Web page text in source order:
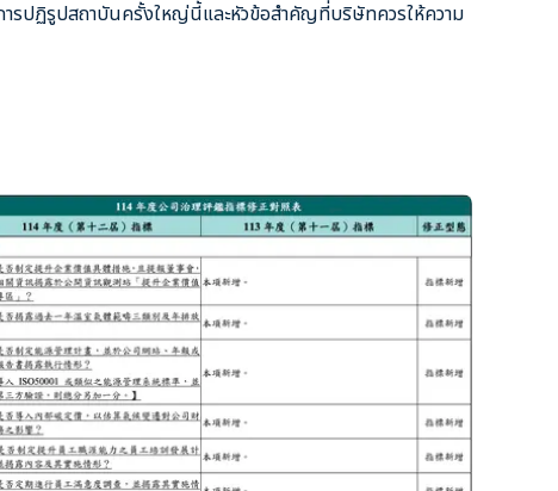
ารปฏิรูปสถาบันครั้งใหญ่นี้และหัวข้อสำคัญที่บริษัทควรให้ความ